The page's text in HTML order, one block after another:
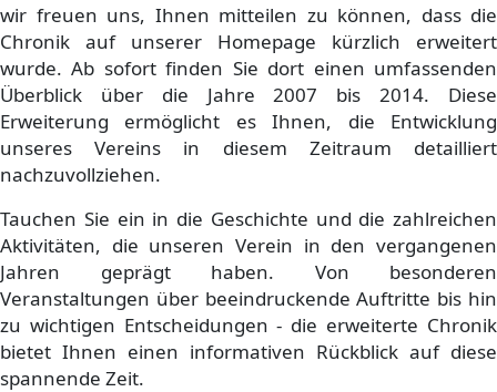
wir freuen uns, Ihnen mitteilen zu können, dass die
Chronik auf unserer Homepage kürzlich erweitert
wurde. Ab sofort finden Sie dort einen umfassenden
Überblick über die Jahre 2007 bis 2014. Diese
Erweiterung ermöglicht es Ihnen, die Entwicklung
unseres Vereins in diesem Zeitraum detailliert
nachzuvollziehen.
Tauchen Sie ein in die Geschichte und die zahlreichen
Aktivitäten, die unseren Verein in den vergangenen
Jahren geprägt haben. Von besonderen
Veranstaltungen über beeindruckende Auftritte bis hin
zu wichtigen Entscheidungen - die erweiterte Chronik
bietet Ihnen einen informativen Rückblick auf diese
spannende Zeit.